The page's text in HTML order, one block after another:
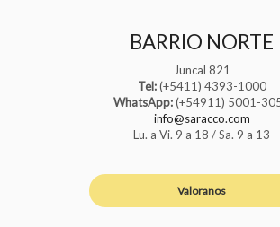
BARRIO NORTE
Juncal 821
Tel:(+5411) 4393-1000
WhatsApp:(+54911) 5001-
info@saracco.com
Lu. a Vi. 9 a 18 / Sa. 9 a 13
Valoranos